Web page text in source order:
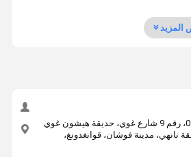
العنوان: ورشة العمل رقم 03، رقم 9 شارع غوي، حديقة هيشون غوي
نانهي، مدينة فوشان، قوانغدونغ،